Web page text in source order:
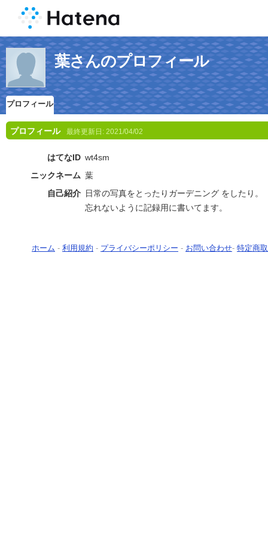
葉さんのプロフィール
プロフィール
プロフィール 最終更新日: 2021/04/02
はてなID wt4sm
ニックネーム 葉
自己紹介 日常の写真をとったりガーデニング をしたり。
忘れないように記録用に書いてます。
ホーム - 利用規約 - プライバシーポリシー - お問い合わせ- 特定商